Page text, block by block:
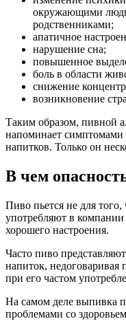
окружающими
родственниками;
апатичное
нарушение сна;
повышенное
боль в области
снижение
возникновение
Таким образом, пивной
напоминает симптомами
напитков. Только он
В чем
Пиво пьется не для того,
употребляют в компании
хорошего настроения.
Часто пиво
напиток, недоговаривая
при его частом
На самом деле выпивка
проблемами со